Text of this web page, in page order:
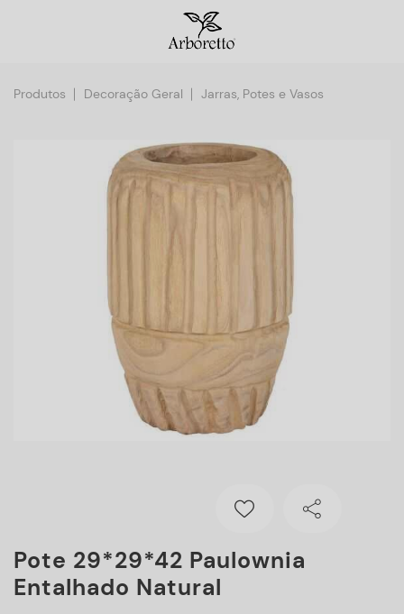
Produtos Decoração Geral Jarras, Potes e Vasos
Pote 29*29*42 Paulownia
Entalhado Natural